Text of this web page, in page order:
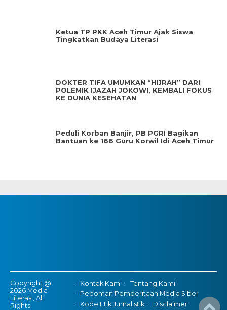
Ketua TP PKK Aceh Timur Ajak Siswa
Tingkatkan Budaya Literasi
DOKTER TIFA UMUMKAN “HIJRAH” DARI
POLEMIK IJAZAH JOKOWI, KEMBALI FOKUS
KE DUNIA KESEHATAN
Peduli Korban Banjir, PB PGRI Bagikan
Bantuan ke 166 Guru Korwil Idi Aceh Timur
Copyright @
2026 Media
Literasi, All
Rights
Kontak Kami
Tentang Kami
Pedoman Pemberitaan Media Siber
Kode Etik Jurnalistik
Disclaimer